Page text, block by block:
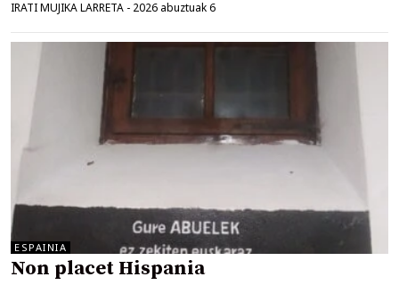
IRATI MUJIKA LARRETA - 2026 abuztuak 6
ESPAINIA
Non placet Hispania